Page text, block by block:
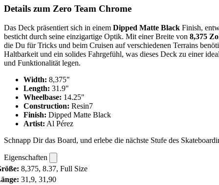
Details zum Zero Team Chrome
Das Deck präsentiert sich in einem Dipped Matte Black Finish,
besticht durch seine einzigartige Optik. Mit einer Breite von 8,375
die Du für Tricks und beim Cruisen auf verschiedenen Terrains
Haltbarkeit und ein solides Fahrgefühl, was dieses Deck zu einer
und Funktionalität legen.
Width: 8,375"
Length: 31.9"
Wheelbase: 14.25"
Construction: Resin7
Finish: Dipped Matte Black
Artist: Al Pérez
Schnapp Dir das Board, und erlebe die nächste Stufe des
Eigenschaften
8,375, 8.37, Full Size
31,9, 31,90